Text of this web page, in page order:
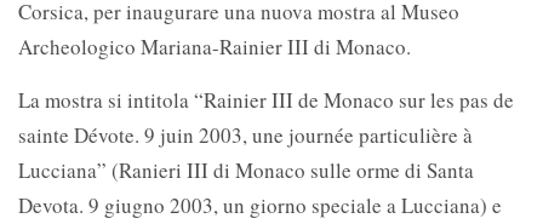
Corsica, per inaugurare una nuova mostra al Museo
Archeologico Mariana-Rainier III di Monaco.
La mostra si intitola “Rainier III de Monaco sur les pas de
sainte Dévote. 9 juin 2003, une journée particulière à
Lucciana” (Ranieri III di Monaco sulle orme di Santa
Devota. 9 giugno 2003, un giorno speciale a Lucciana) e